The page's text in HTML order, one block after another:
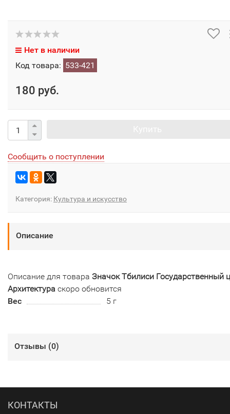
Нет в наличии
Код товара: 533-421
180 руб.
Сообщить о поступлении
Категория: Культура и искусство
Описание
Описание для товара Значок Тбилиси Государственный
Архитектура скоро обновится
Вес
5 г
Отзывы (0)
КОНТАКТЫ